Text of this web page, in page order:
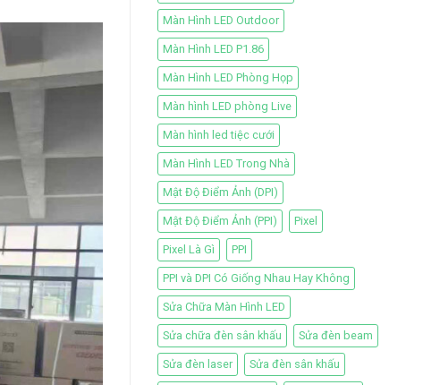
Màn Hình LED Outdoor
Màn Hình LED P1.86
Màn Hình LED Phòng Họp
Màn hình LED phòng Live
Màn hình led tiệc cưới
Màn Hình LED Trong Nhà
Mật Độ Điểm Ảnh (DPI)
Mật Độ Điểm Ảnh (PPI) Pixel
Pixel Là Gì PPI
PPI và DPI Có Giống Nhau Hay Không
Sửa Chữa Màn Hình LED
Sửa chữa đèn sân khấu Sửa đèn beam
Sửa đèn laser Sửa đèn sân khấu